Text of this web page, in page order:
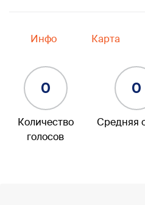
Инфо Карта
0
Количество
голосов
0
Средняя